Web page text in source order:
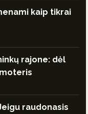
kaip tikrai
rajone: dėl
raudonasis